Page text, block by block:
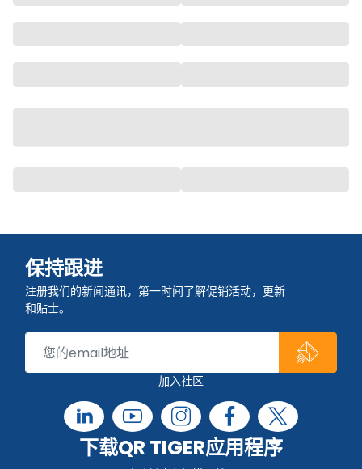
保持跟进
注册我们的新闻通讯，第一时间了解促销活动，更新
和贴士。
加入社区
下载QR TIGER应用程序